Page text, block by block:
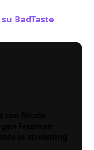
BadTaste
Nicole
Freeman